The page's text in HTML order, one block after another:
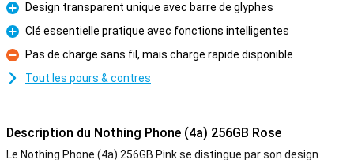
Pour
Design transparent unique avec barre de glyphes
Pour
Clé essentielle pratique avec fonctions intelligentes
Contre
Pas de charge sans fil, mais charge rapide disponible
Tout les pours & contres
Description du Nothing Phone (4a) 256GB Rose
Le Nothing Phone (4a) 256GB Pink se distingue par son design